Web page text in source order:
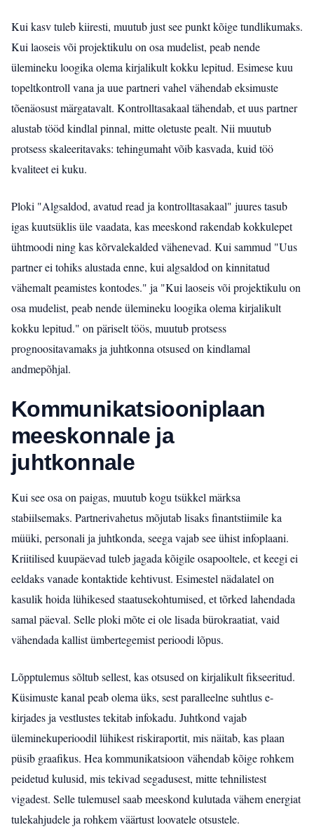
Kui kasv tuleb kiiresti, muutub just see punkt kõige tundlikumaks.
Kui laoseis või projektikulu on osa mudelist, peab nende
ülemineku loogika olema kirjalikult kokku lepitud. Esimese kuu
topeltkontroll vana ja uue partneri vahel vähendab eksimuste
tõenäosust märgatavalt. Kontrolltasakaal tähendab, et uus partner
alustab tööd kindlal pinnal, mitte oletuste pealt. Nii muutub
protsess skaleeritavaks: tehingumaht võib kasvada, kuid töö
kvaliteet ei kuku.
Ploki "Algsaldod, avatud read ja kontrolltasakaal" juures tasub
igas kuutsüklis üle vaadata, kas meeskond rakendab kokkulepet
ühtmoodi ning kas kõrvalekalded vähenevad. Kui sammud "Uus
partner ei tohiks alustada enne, kui algsaldod on kinnitatud
vähemalt peamistes kontodes." ja "Kui laoseis või projektikulu on
osa mudelist, peab nende ülemineku loogika olema kirjalikult
kokku lepitud." on päriselt töös, muutub protsess
prognoositavamaks ja juhtkonna otsused on kindlamal
andmepõhjal.
Kommunikatsiooniplaan
meeskonnale ja
juhtkonnale
Kui see osa on paigas, muutub kogu tsükkel märksa
stabiilsemaks. Partnerivahetus mõjutab lisaks finantstiimile ka
müüki, personali ja juhtkonda, seega vajab see ühist infoplaani.
Kriitilised kuupäevad tuleb jagada kõigile osapooltele, et keegi ei
eeldaks vanade kontaktide kehtivust. Esimestel nädalatel on
kasulik hoida lühikesed staatusekohtumised, et tõrked lahendada
samal päeval. Selle ploki mõte ei ole lisada bürokraatiat, vaid
vähendada kallist ümbertegemist perioodi lõpus.
Lõpptulemus sõltub sellest, kas otsused on kirjalikult fikseeritud.
Küsimuste kanal peab olema üks, sest paralleelne suhtlus e-
kirjades ja vestlustes tekitab infokadu. Juhtkond vajab
üleminekuperioodil lühikest riskiraportit, mis näitab, kas plaan
püsib graafikus. Hea kommunikatsioon vähendab kõige rohkem
peidetud kulusid, mis tekivad segadusest, mitte tehnilistest
vigadest. Selle tulemusel saab meeskond kulutada vähem energiat
tulekahjudele ja rohkem väärtust loovatele otsustele.